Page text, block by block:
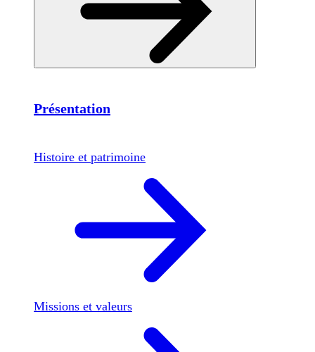
Présentation
Histoire et patrimoine
Missions et valeurs